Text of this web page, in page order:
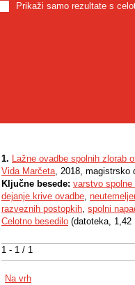
Prikaži samo rezultate s
1 - 1 / 1
1. Lažne ovadbe spolnih zlorab
Vida Marčeta, 2018, magistrsko
Ključne besede: varstvo
dejanje krive ovadbe,
razveznih postopkih, spolni
Celotno besedilo (datoteka, 1,42
Na vrh